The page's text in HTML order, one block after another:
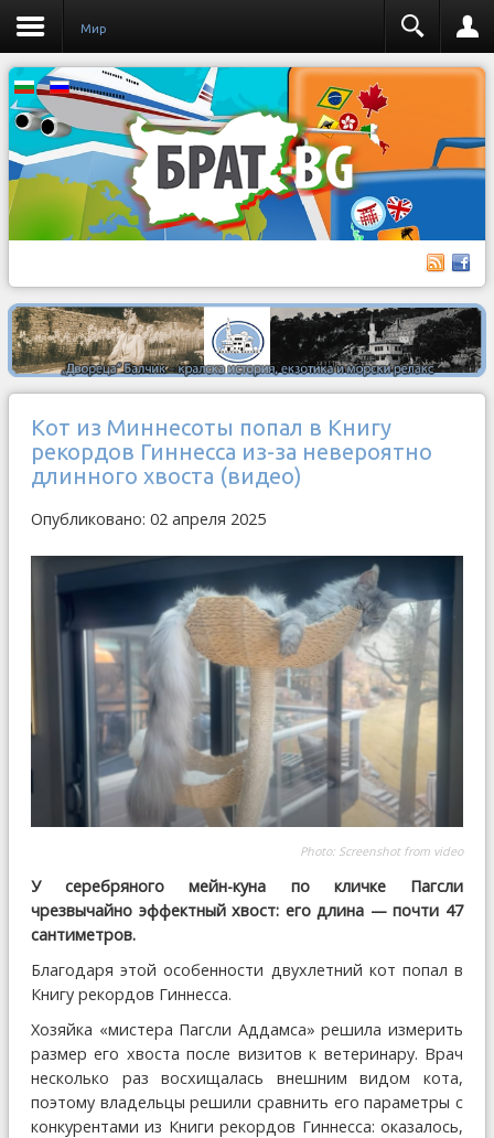
Мир
Кот из Миннесоты попал в Книгу
рекордов Гиннесса из-за невероятно
длинного хвоста (видео)
Опубликовано: 02 апреля 2025
Photo: Screenshot from video
У серебряного мейн-куна по кличке Пагсли
чрезвычайно эффектный хвост: его длина — почти 47
сантиметров.
Благодаря этой особенности двухлетний кот попал в
Книгу рекордов Гиннесса.
Хозяйка «мистера Пагсли Аддамса» решила измерить
размер его хвоста после визитов к ветеринару. Врач
несколько раз восхищалась внешним видом кота,
поэтому владельцы решили сравнить его параметры с
конкурентами из Книги рекордов Гиннесса: оказалось,